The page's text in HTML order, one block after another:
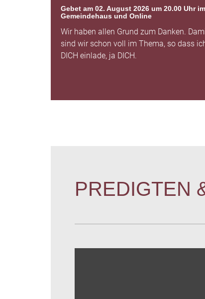
Gebet am 02. August 2026 um 20.00 Uhr im
Gemeindehaus und Online
Wir haben allen Grund zum Danken.
sind wir schon voll im Thema, so dass
DICH einlade, ja DICH.
PREDIGTEN